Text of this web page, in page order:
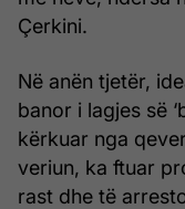
Çerkini.
Në anën tjetër,
banor i lagjes së
kërkuar nga
veriun, ka ftuar
rast dhe të